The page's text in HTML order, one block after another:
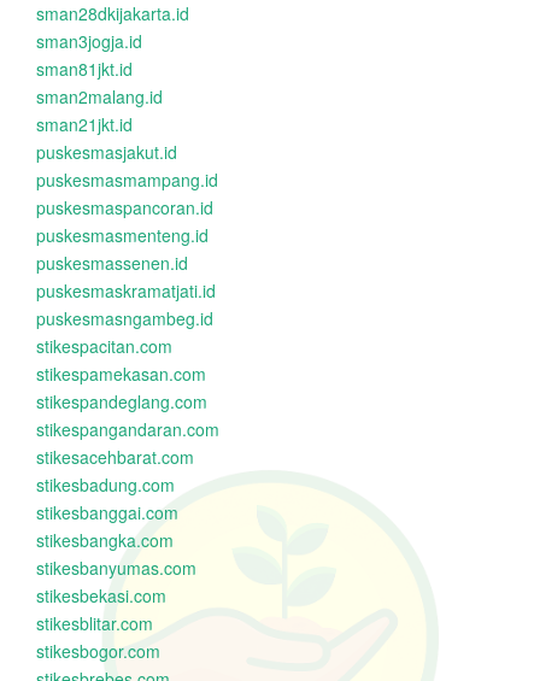
sman28dkijakarta.id
sman3jogja.id
sman81jkt.id
sman2malang.id
sman21jkt.id
puskesmasjakut.id
puskesmasmampang.id
puskesmaspancoran.id
puskesmasmenteng.id
puskesmassenen.id
puskesmaskramatjati.id
puskesmasngambeg.id
stikespacitan.com
stikespamekasan.com
stikespandeglang.com
stikespangandaran.com
stikesacehbarat.com
stikesbadung.com
stikesbanggai.com
stikesbangka.com
stikesbanyumas.com
stikesbekasi.com
stikesblitar.com
stikesbogor.com